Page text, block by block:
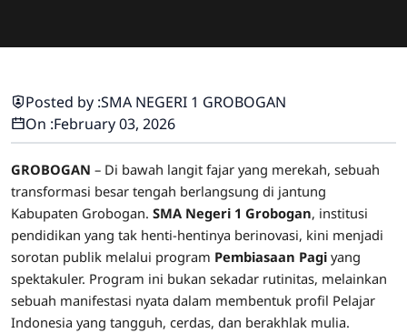
Posted by :SMA NEGERI 1 GROBOGAN
On :February 03, 2026
GROBOGAN – Di bawah langit fajar yang merekah, sebuah
transformasi besar tengah berlangsung di jantung
Kabupaten Grobogan. SMA Negeri 1 Grobogan, institusi
pendidikan yang tak henti-hentinya berinovasi, kini menjadi
sorotan publik melalui program Pembiasaan Pagi yang
spektakuler. Program ini bukan sekadar rutinitas, melainkan
sebuah manifestasi nyata dalam membentuk profil Pelajar
Indonesia yang tangguh, cerdas, dan berakhlak mulia.